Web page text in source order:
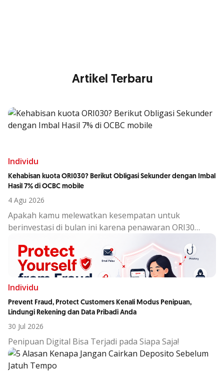
Artikel Terbaru
Individu
Kehabisan kuota ORI030? Berikut Obligasi Sekunder dengan Imbal
Hasil 7% di OCBC mobile
4 Agu 2026
Apakah kamu melewatkan kesempatan untuk
berinvestasi di bulan ini karena penawaran ORI30
Individu
Prevent Fraud, Protect Customers Kenali Modus Penipuan,
Lindungi Rekening dan Data Pribadi Anda
30 Jul 2026
Penipuan Digital Bisa Terjadi pada Siapa Saja!